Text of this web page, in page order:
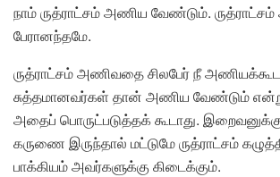
நாம் ருத்ராட்சம் அணிய வேண்டும்.
பேரானந்தமே.
ருத்ராட்சம் அணிவதை சிலபேர் நீ
சுத்தமானவர்கள் தான் அணிய வேண்டும்
அதைப் பொருட்படுத்தக் கூடாது.
கருணை இருந்தால் மட்டுமே ருத்ராட்சம்
பாக்கியம் அவர்களுக்கு கிடைக்கும்.